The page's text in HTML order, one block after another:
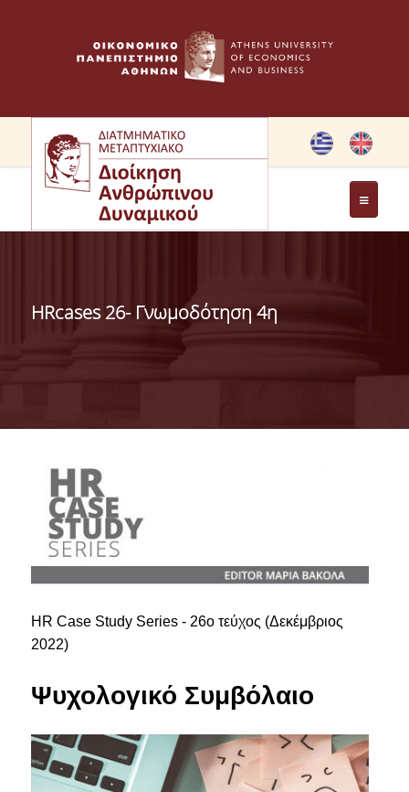
ΧΑΙΡΕΤΙΣΜΟΣ ΔΙΕΥΘΥΝΤΡΙΑΣ ΔΠΜΣ
ΧΑΙΡΕΤΙΣΜΟΣ ΙΔΡΥΤΡΙΑΣ
ΜΑΘΗΜΑΤΑ
ΟΔΗΓΟΣ ΣΠΟΥΔΩΝ
TESTIMONIALS
ΥΠΟΨΗΦΙΟΙ
ΑΙΤΗΣΕΙΣ
ΔΙΔΑΚΤΡΑ - ΥΠΟΤΡΟΦΙΕΣ
ΣΥΧΝΕΣ ΕΡΩΤΗΣΕΙΣ / FAQS
HRcases 26- Γνωμοδότηση 4η
HR Case Study Series - 26ο τεύχος (Δεκέμβριος
2022)
Ψυχολογικό Συμβόλαιο